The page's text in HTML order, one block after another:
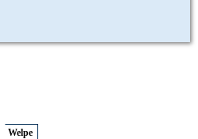
Welpe